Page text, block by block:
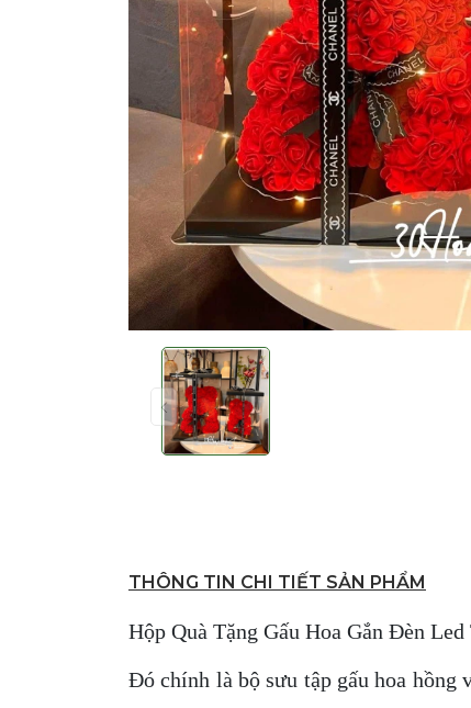
THÔNG TIN CHI TIẾT SẢN PHẨM
Hộp Quà Tặng Gấu Hoa Gắn Đèn
Đó chính là bộ sưu tập gấu hoa hồng